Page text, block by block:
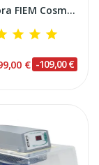
Incubadora FIEM Cosmo 72 LCD EVO PLUS
€ -109,00 €